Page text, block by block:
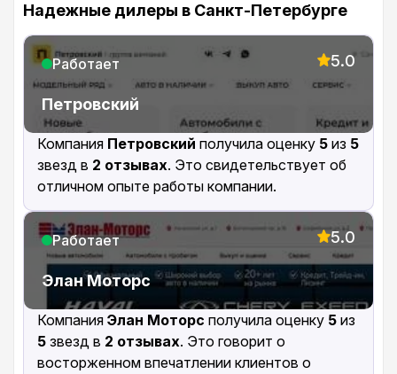
Надежные дилеры в Санкт-Петербурге
Работает 5.0
Петровский
Компания Петровский получила оценку 5 из 5
звезд в 2 отзывах. Это свидетельствует об
отличном опыте работы компании.
Работает 5.0
Элан Моторс
Компания Элан Моторс получила оценку 5 из
5 звезд в 2 отзывах. Это говорит о
восторженном впечатлении клиентов о